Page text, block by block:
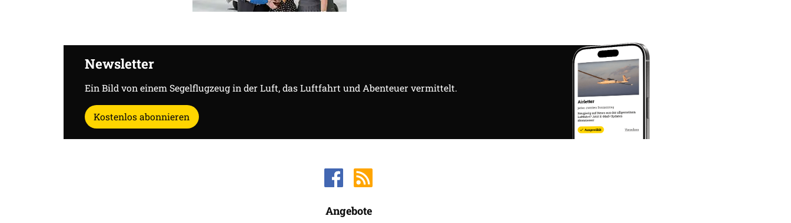
Newsletter
Ein Bild von einem Segelflugzeug in der Luft, das Luftfahrt und Abenteuer vermittelt.
Kostenlos abonnieren
Angebote